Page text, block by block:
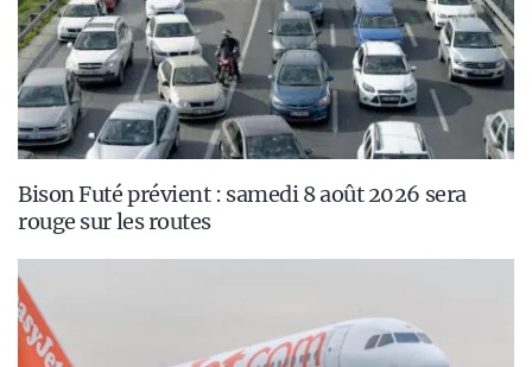
Bison Futé prévient : samedi 8 août 2026 sera
rouge sur les routes